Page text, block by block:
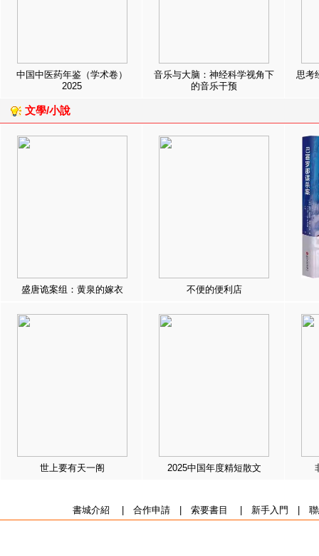
中国中医药年鉴（学术卷）
2025
音乐与大脑：神经科学视角下
的音乐干预
思考
文學/小說
盛唐诡案组：黄泉的嫁衣 不便的便利店
世上要有天一阁 2025中国年度精短散文
書城介紹 合作申請| 索要書目 新手入門